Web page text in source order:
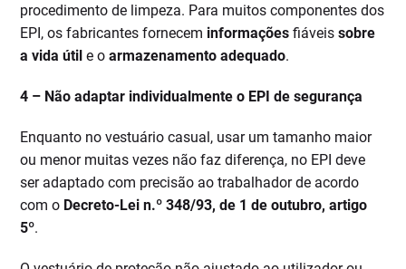
procedimento de limpeza. Para muitos componentes dos
EPI, os fabricantes fornecem informações fiáveissobre
a vida útil e oarmazenamento adequado.
4 – Não adaptar individualmente o EPI de segurança
Enquanto no vestuário casual, usar um tamanho maior
ou menor muitas vezes não faz diferença, no EPI deve
ser adaptado com precisão ao trabalhador de acordo
com o Decreto-Lei n.º 348/93, de 1 de outubro, artigo
5º.